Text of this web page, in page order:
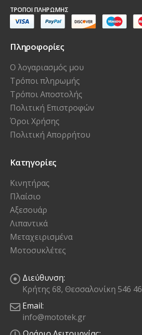
ΤΡΌΠΟΙ ΠΛΗΡΩΜΉΣ
Πληροφορίες
Ο λογαριασμός μου
Τρόποι πληρωμής
Τρόποι Αποστολής
Πολιτική Επιστροφών
Όροι Χρήσης
Πολιτική Απορρήτου
Κατηγορίες
Κινητήρας
Πλαίσιο
Αξεσουάρ
Λιπαντικά
Μεταχειρισμένα
Μοτοσυκλέτες
Διεύθυνση:
Κρήτης 68, Θεσσαλονίκη 546 46
Email:
info@mototek.gr